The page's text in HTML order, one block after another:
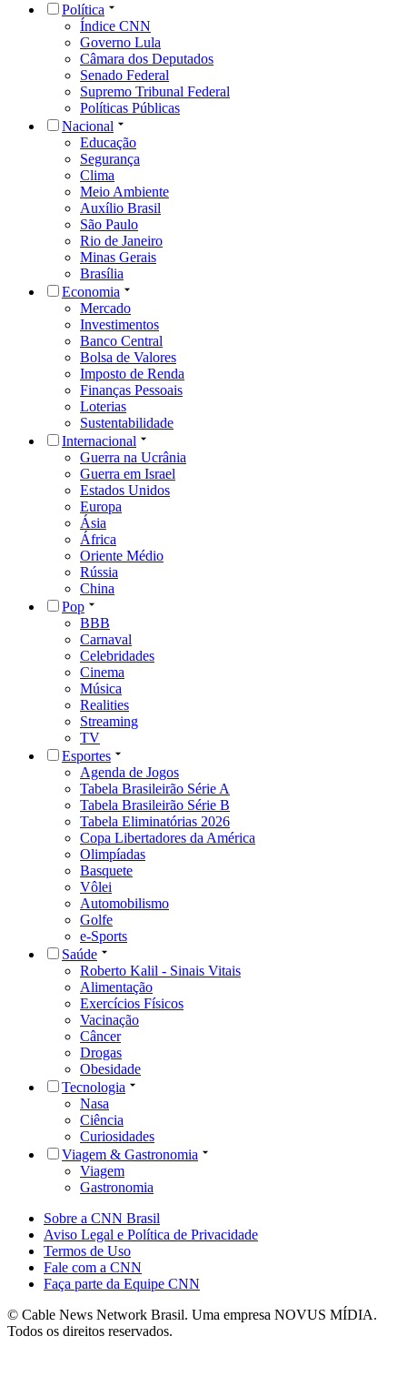
Política
Índice CNN
Governo Lula
Câmara dos Deputados
Senado Federal
Supremo Tribunal Federal
Políticas Públicas
Nacional
Educação
Segurança
Clima
Meio Ambiente
Auxílio Brasil
São Paulo
Rio de Janeiro
Minas Gerais
Brasília
Economia
Mercado
Investimentos
Banco Central
Bolsa de Valores
Imposto de Renda
Finanças Pessoais
Loterias
Sustentabilidade
Internacional
Guerra na Ucrânia
Guerra em Israel
Estados Unidos
Europa
Ásia
África
Oriente Médio
Rússia
China
Pop
BBB
Carnaval
Celebridades
Cinema
Música
Realities
Streaming
TV
Esportes
Agenda de Jogos
Tabela Brasileirão Série A
Tabela Brasileirão Série B
Tabela Eliminatórias 2026
Copa Libertadores da América
Olimpíadas
Basquete
Vôlei
Automobilismo
Golfe
e-Sports
Saúde
Roberto Kalil - Sinais Vitais
Alimentação
Exercícios Físicos
Vacinação
Câncer
Drogas
Obesidade
Tecnologia
Nasa
Ciência
Curiosidades
Viagem & Gastronomia
Viagem
Gastronomia
Sobre a CNN Brasil
Aviso Legal e Política de Privacidade
Termos de Uso
Fale com a CNN
Faça parte da Equipe CNN
© Cable News Network Brasil. Uma empresa NOVUS MÍDIA.
Todos os direitos reservados.